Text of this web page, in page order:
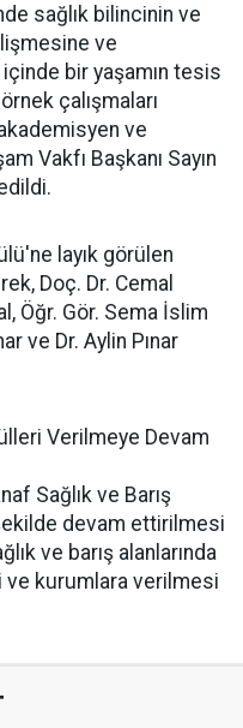
sağlık bilincinin ve
ve
içinde bir yaşamın tesis
çalışmaları
ve
Vakfı Başkanı Sayın
layık görülen
Doç. Dr. Cemal
Öğr. Gör. Sema İslim
ve Dr. Aylin Pınar
Verilmeye Devam
Sağlık ve Barış
devam ettirilmesi
ve barış alanlarında
ve kurumlara verilmesi